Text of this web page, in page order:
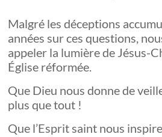
Malgré les déceptions
années sur ces questions,
appeler la lumière de Jésus-
Église réformée.
Que Dieu nous donne de
plus que tout !
Que l’Esprit saint nous